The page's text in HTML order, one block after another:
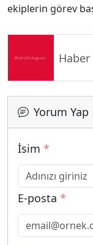
ekiplerin görev
Haber
Yorum Yap
İsim *
E-posta *